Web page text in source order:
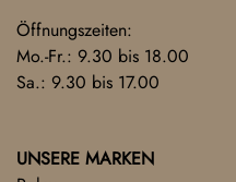
Öffnungszeiten:
Mo.-Fr.: 9.30 bis 18.00
Sa.: 9.30 bis 17.00
UNSERE MARKEN